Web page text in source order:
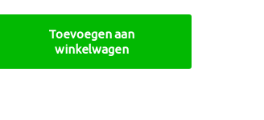
Toevoegen aan
winkelwagen